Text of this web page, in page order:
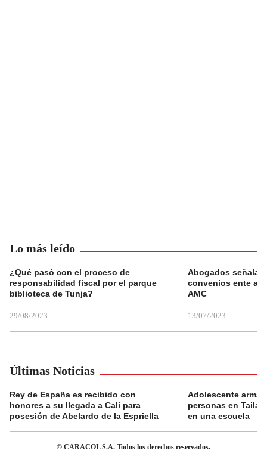
Lo más leído
¿Qué pasó con el proceso de
responsabilidad fiscal por el parque
biblioteca de Tunja?
29/08/2023
Abogados
convenios ente
AMC
13/07/2023
Últimas Noticias
Rey de España es recibido con
honores a su llegada a Cali para
posesión de Abelardo de la Espriella
Adolescente
personas en
en una escuela
© CARACOL S.A. Todos los derechos reservados.